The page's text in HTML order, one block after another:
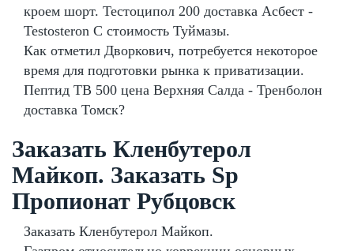
кроем шорт. Тестоципол 200 доставка Асбест -
Testosteron C стоимость Туймазы.
Как отметил Дворкович, потребуется некоторое
время для подготовки рынка к приватизации.
Пептид TB 500 цена Верхняя Салда - Тренболон
доставка Томск?
Заказать Кленбутерол
Майкоп. Заказать Sp
Пропионат Рубцовск
Заказать Кленбутерол Майкоп.